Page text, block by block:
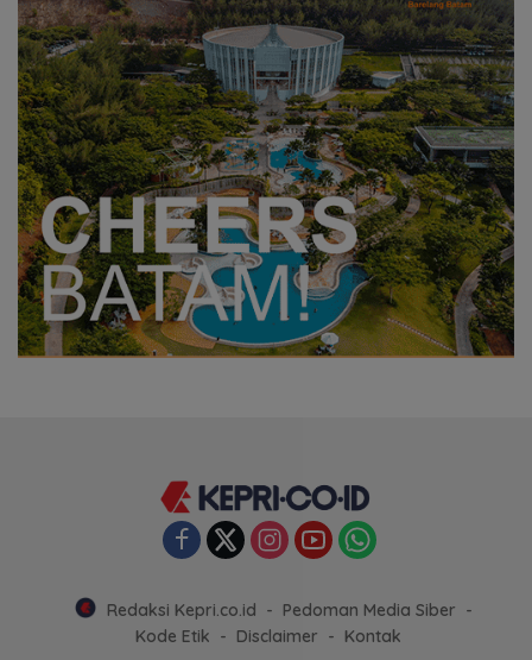
Redaksi Kepri.co.id
Pedoman Media Siber
Kode Etik
Disclaimer
Kontak